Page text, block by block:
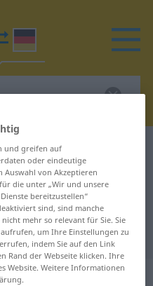
boltec
Übersetzung
und greifen auf
oder eindeutige
Auswahl von Akzeptieren
die unter „Wir und unsere
bereitzustellen“
sind, sind manche
mehr so relevant für Sie. Sie
um Ihre Einstellungen zu
indem Sie auf den Link
Rand der Webseite klicken. Ihre
Website. Weitere Informationen